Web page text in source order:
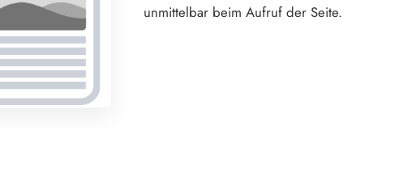
unmittelbar beim Aufruf der Seite.